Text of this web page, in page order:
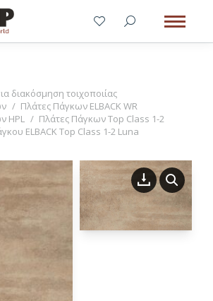
διακόσμηση τοιχοποιίας
Πλάτες Πάγκων ELBACK WR
HPL
Πλάτες Πάγκων Top Class 1-2
ELBACK Top Class 1-2 Luna